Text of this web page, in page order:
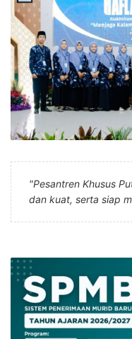
"Pesantren Khusus
dan kuat, serta siap